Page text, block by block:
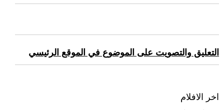
التعليق والتصويت على الموضوع في الموقع الرئيسي
اخر الافلام